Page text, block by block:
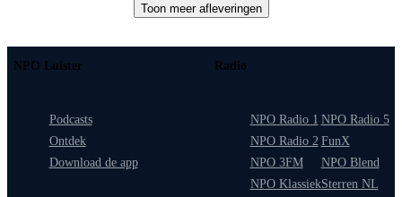
Toon meer afleveringen
NPO Luister
Podcasts
Ontdek
Download de app
Radio
NPO Radio 1
NPO Radio 2
NPO 3FM
NPO Klassiek
NPO Radio 5
FunX
NPO Blend
Sterren NL